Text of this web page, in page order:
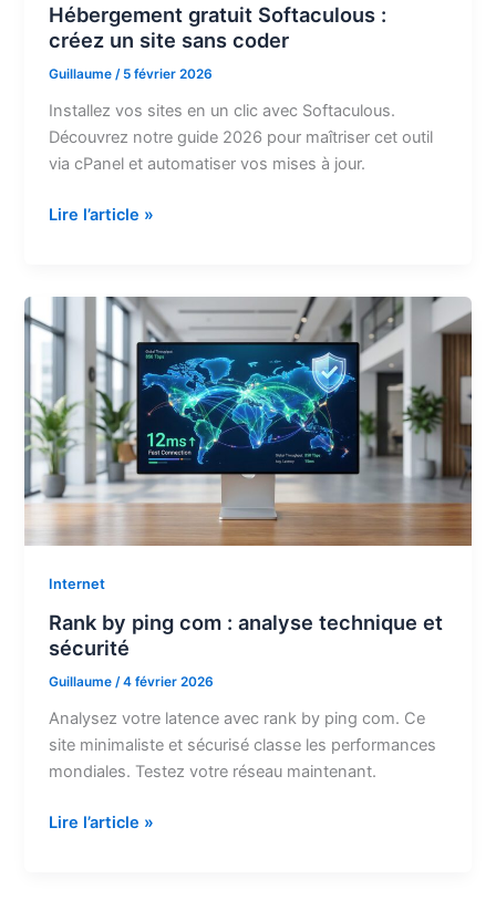
Hébergement gratuit Softaculous :
créez un site sans coder
Guillaume/ 5 février 2026
Installez vos sites en un clic avec Softaculous.
Découvrez notre guide 2026 pour maîtriser cet outil
via cPanel et automatiser vos mises à jour.
Hébergement
:
un
site
sans
coder
Lire l’article »
Internet
Rank by ping com : analyse technique et
sécurité
Guillaume/4 février 2026
Analysez votre latence avec rank by ping com. Ce
site minimaliste et sécurisé classe les performances
mondiales. Testez votre réseau maintenant.
Rank
Lire l’article »